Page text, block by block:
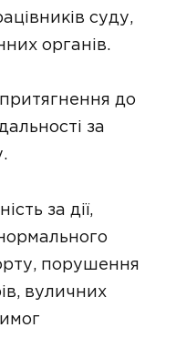
суду,
органів.
до
за
за дії,
порушення
вуличних